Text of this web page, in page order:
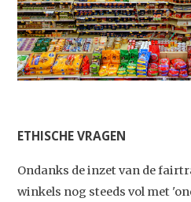
ETHISCHE VRAGEN
Ondanks de inzet van de
winkels nog steeds vol met